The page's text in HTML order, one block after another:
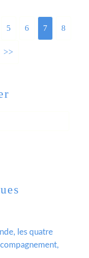
5 6 7 8
>>
les quatre